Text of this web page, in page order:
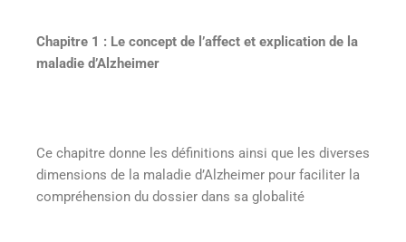
Chapitre 1 : Le concept de l’affect et explication de la
maladie d’Alzheimer
Ce chapitre donne les définitions ainsi que les diverses
dimensions de la maladie d’Alzheimer pour faciliter la
compréhension du dossier dans sa globalité